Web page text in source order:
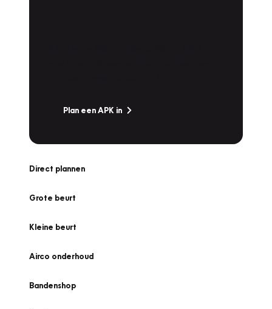
Plan een APK in
Direct plannen
Grote beurt
Kleine beurt
Airco onderhoud
Bandenshop